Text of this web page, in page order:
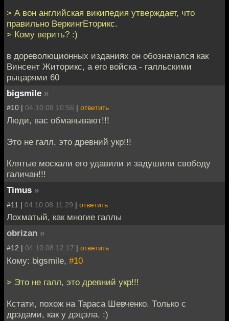
> А вон английская википедия утверждает, что
правильно ВеркингЕторикс.
> Кому верить? :)
в дореволюционных изданиях он обозначался как
Винсент Житорикс, а его войска - галльскими
рыцарями 60
bigsmile »
#10 | 04.10.08 10:56 | ответить
Люди, вас обманывают!!!
Это не галл, это древний укр!!!
Клятые москали его удавили и задушили свободу
галичан!!!
Timus »
#11 | 04.10.08 11:29 | ответить
Лохматый, как многие галлы
obrizan »
#12 | 04.10.08 12:17 | ответить
Кому: bigsmile, #10
> Это не галл, это древний укр!!!
Кстати, похож на Тараса Шевченко. Только с
дрэдами, как у дэцэла. :)